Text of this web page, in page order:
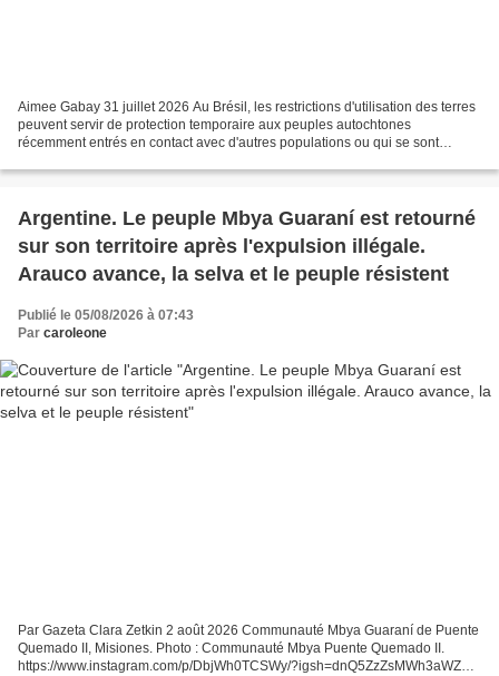
Aimee Gabay 31 juillet 2026 Au Brésil, les restrictions d'utilisation des terres
peuvent servir de protection temporaire aux peuples autochtones
récemment entrés en contact avec d'autres populations ou qui se sont
Argentine. Le peuple Mbya Guaraní est retourné
sur son territoire après l'expulsion illégale.
Arauco avance, la selva et le peuple résistent
Publié le 05/08/2026 à 07:43
Par caroleone
Par Gazeta Clara Zetkin 2 août 2026 Communauté Mbya Guaraní de Puente
Quemado II, Misiones. Photo : Communauté Mbya Puente Quemado II.
https://www.instagram.com/p/DbjWh0TCSWy/?igsh=dnQ5ZzZsMWh3aWZm